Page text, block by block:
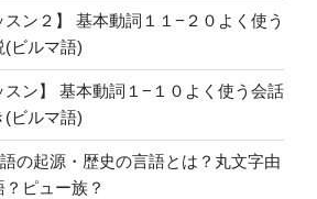
スン２】 基本動詞１１−２０よく使う
(ビルマ語)
スン】 基本動詞１−１０よく使う会話
(ビルマ語)
の起源・歴史の言語とは？丸文字由
ピュー族？